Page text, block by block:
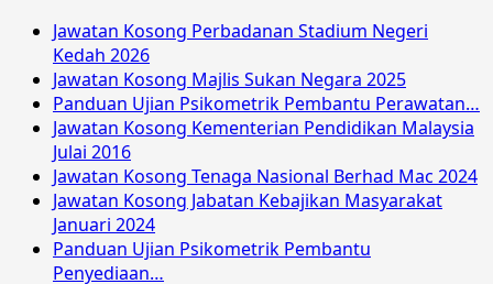
Jawatan Kosong Perbadanan Stadium Negeri
Kedah 2026
Jawatan Kosong Majlis Sukan Negara 2025
Panduan Ujian Psikometrik Pembantu Perawatan…
Jawatan Kosong Kementerian Pendidikan Malaysia
Julai 2016
Jawatan Kosong Tenaga Nasional Berhad Mac 2024
Jawatan Kosong Jabatan Kebajikan Masyarakat
Januari 2024
Panduan Ujian Psikometrik Pembantu
Penyediaan…